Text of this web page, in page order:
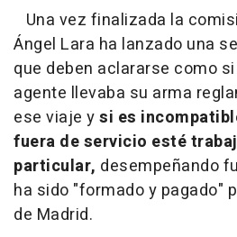
Una vez finalizada la
Ángel Lara ha lanzado una
que deben aclararse como
agente llevaba su arma
ese viaje ysi es
fuera de servicio esté
particular, desempeñando
ha sido "formado y pagado"
de Madrid.